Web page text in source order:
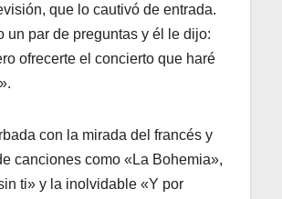
que lo cautivó de entrada.
un par de preguntas y él le dijo:
ofrecerte el concierto que haré
con la mirada del francés y
canciones como «La Bohemia»,
ti» y la inolvidable «Y por